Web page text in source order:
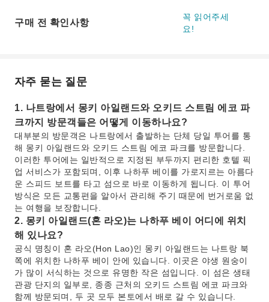
구매 전 확인사항
꼭 읽어주세
요!
자주 묻는 질문
1. 나트랑에서 몽키 아일랜드와 오키드 스트림 에코 파
크까지 방문객들은 어떻게 이동하나요?
대부분의 방문객은 나트랑에서 출발하는 단체 당일 투어를 통
해 몽키 아일랜드와 오키드 스트림 에코 파크를 방문합니다.
이러한 투어에는 일반적으로 지정된 부두까지 편리한 호텔 픽
업 서비스가 포함되며, 이후 나하푸 베이를 가로지르는 아름다
운 스피드 보트를 타고 섬으로 바로 이동하게 됩니다. 이 투어
방식은 모든 교통편을 알아서 관리해 주기 때문에 번거로움 없
는 여행을 보장합니다.
2. 몽키 아일랜드(혼 라오)는 나하푸 베이 어디에 위치
해 있나요?
공식 명칭이 혼 라오(Hon Lao)인 몽키 아일랜드는 나트랑 북
쪽에 위치한 나하푸 베이 안에 있습니다. 이곳은 야생 원숭이
가 많이 서식하는 것으로 유명한 작은 섬입니다. 이 섬은 생태
관광 단지의 일부로, 종종 근처의 오키드 스트림 에코 파크와
함께 방문되며, 두 곳 모두 본토에서 배로 갈 수 있습니다.